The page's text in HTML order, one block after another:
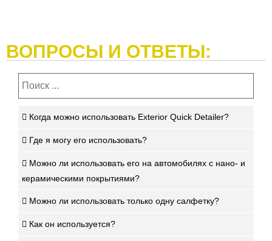
ВОПРОСЫ И ОТВЕТЫ:
Когда можно использовать Exterior Quick Detailer?
Где я могу его использовать?
Можно ли использовать его на автомобилях с нано- и
керамическими покрытиями?
Можно ли использовать только одну салфетку?
Как он используется?